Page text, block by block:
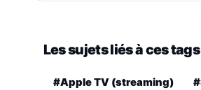
Les sujets liés à ces
#Apple TV (streaming)